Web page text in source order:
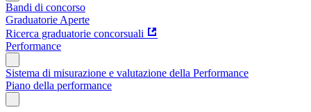
Bandi di concorso
Graduatorie Aperte
Ricerca graduatorie concorsuali
Performance
Sistema di misurazione e valutazione della Performance
Piano della performance